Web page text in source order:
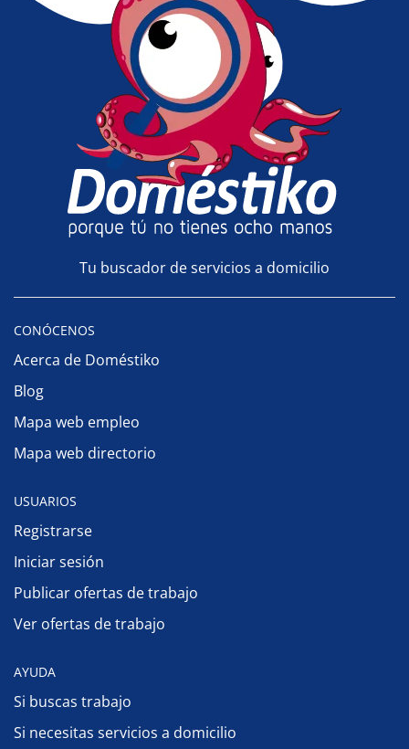
Tu buscador de servicios a domicilio
CONÓCENOS
Acerca de Doméstiko
Blog
Mapa web empleo
Mapa web directorio
USUARIOS
Registrarse
Iniciar sesión
Publicar ofertas de trabajo
Ver ofertas de trabajo
AYUDA
Si buscas trabajo
Si necesitas servicios a domicilio